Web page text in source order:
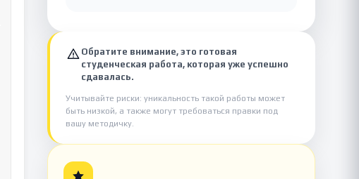
Обратите внимание, это готовая
студенческая работа, которая уже успешно
сдавалась.
Учитывайте риски: уникальность такой работы может
быть низкой, а также могут требоваться правки под
вашу методичку.